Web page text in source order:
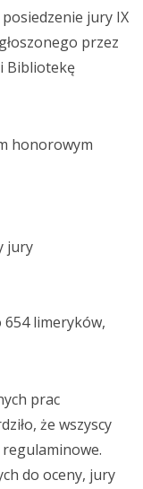
jury IX
przez
Bibliotekę
honorowym
jury
654 limeryków,
prac
że wszyscy
do oceny, jury